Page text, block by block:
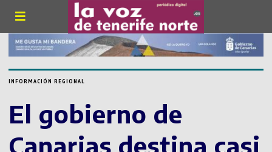
INFORMACIÓN REGIONAL
El gobierno de
Canarias destina casi